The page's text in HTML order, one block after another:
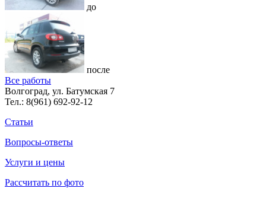
до
после
Все работы
Волгоград, ул. Батумская 7
Тел.: 8(961) 692-92-12
Статьи
Вопросы-ответы
Услуги и цены
Рассчитать по фото